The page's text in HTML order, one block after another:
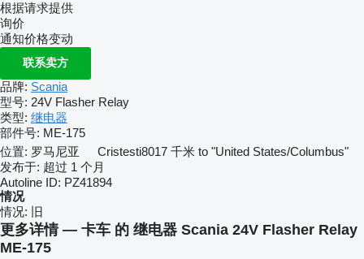
根据请求提供
询价
通知价格变动
联系卖方
品牌: Scania
型号: 24V Flasher Relay
类型: 继电器
部件号: ME-175
位置: 罗马尼亚 Cristesti8017 千米 to "United States/Columbus"
发布于: 超过 1 个月
Autoline ID: PZ41894
情况
情况: 旧
更多详情 — 卡车 的 继电器 Scania 24V Flasher Relay
ME-175